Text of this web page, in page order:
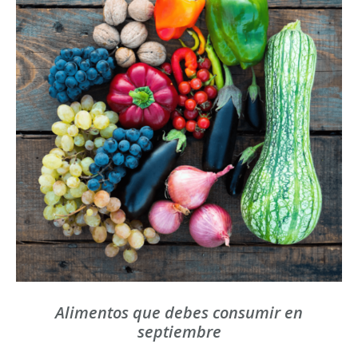
Alimentos que debes consumir en
septiembre